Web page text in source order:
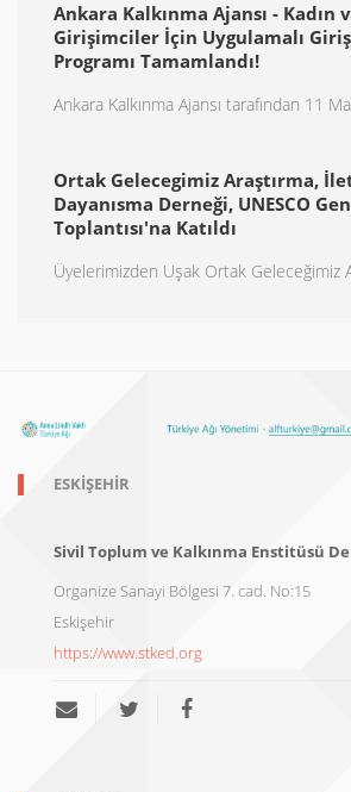
Ankara Kalkınma Ajansı - Kadın
Girişimciler İçin Uygulamalı
Programı Tamamlandı!
Ankara Kalkınma Ajansı tarafından 11
Ortak Gelecegimiz Araştırma,
Dayanısma Derneği, UNESCO
Toplantısı'na Katıldı
Üyelerimizden Uşak Ortak Geleceğimiz
ESKIŞEHIR
Sivil Toplum ve Kalkınma Enstitüsü
Organize Sanayi Bölgesi 7. cad. No:15
Eskişehir
https://www.stked.org